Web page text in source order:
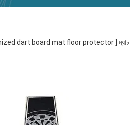
dart board mat floor protector ] ম্যাচ